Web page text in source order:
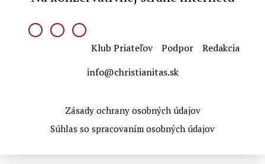
Klub Priateľov Podpor
Redakcia
info@christianitas.sk
Zásady ochrany osobných údajov
Súhlas so spracovaním osobných údajov